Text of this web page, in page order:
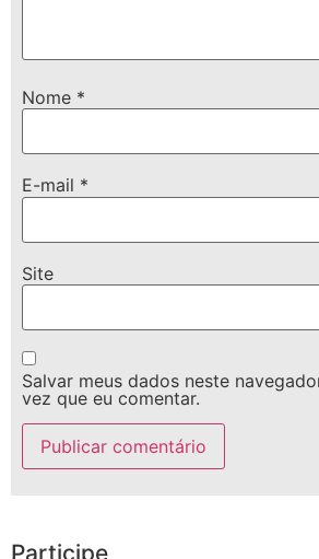
Nome *
E-mail *
Site
Salvar meus dados neste
vez que eu comentar.
Participe